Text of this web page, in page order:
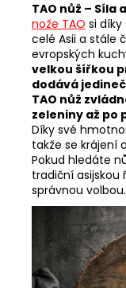
TAO nůž – Síla
nože TAO si díky
celé Asii a stále
evropských
velkou šířkou
dodává
TAO nůž
zeleniny až po
Díky své
takže se krájení
Pokud hledáte
tradiční asijskou
správnou volbou.